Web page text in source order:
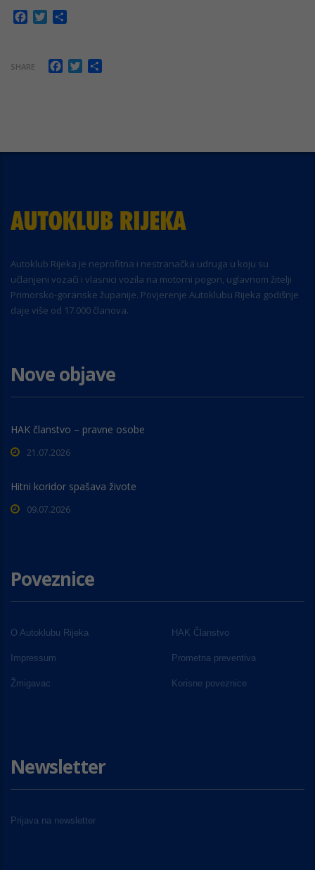
Facebook
Twitter
SHARE Facebook
Twitter
Autoklub Rijeka je neprofitna i nestranačka udruga u koju su
učlanjeni vozači i vlasnici vozila na motorni pogon, uglavnom žitelji
Primorsko-goranske županije. Povjerenje Autoklubu Rijeka godišnje
daje više od 17.000 članova.
Nove objave
HAK članstvo – pravne osobe
21.07.2026
Hitni koridor spašava živote
09.07.2026
Poveznice
O Autoklubu Rijeka HAK Članstvo
Impressum Prometna preventiva
Žmigavac Korisne poveznice
Newsletter
Prijava na newsletter